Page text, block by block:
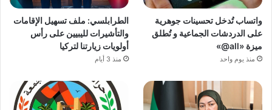
واتساب تُدخل تحسينات جوهرية
على الدردشات الجماعية و تُطلق
ميزة «all@»
منذ يوم واحد
الطرابلسي: ملف تسهيل الإقامات
والتأشيرات لليبيين على رأس
أولويات زيارتنا لتركيا
منذ 3 أيام